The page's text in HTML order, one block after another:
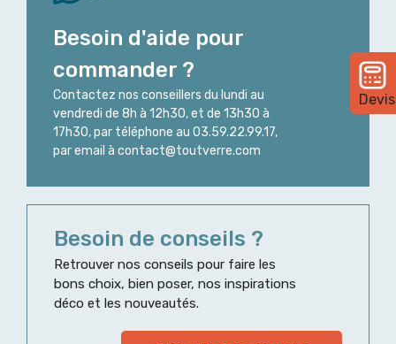
Devis
Besoin d'aide pour
commander ?
Contactez nos conseillers du lundi au
vendredi de 8h à 12h30, et de 13h30 à
17h30, par téléphone au 03.59.22.99.17,
par email à contact@toutverre.com
Besoin de conseils ?
Retrouver nos conseils pour faire les
bons choix, bien poser, nos inspirations
déco et les nouveautés.